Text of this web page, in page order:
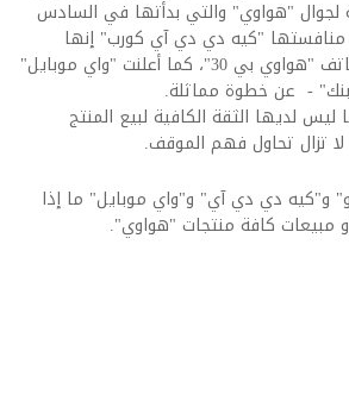
لجوال "هواوي" والتي بدأتها في السادس
منافستها "كيه دي دي آي كورب" إنها
بالتأكيد ستؤجل طرح هاتف "هواوي بي 30"، كما أعلنت "واي موبايل"
- عن خطوة مماثلة.
لديها الثقة الكافية لبيع المنتج
تزال تحاول فهم الموقف.
و"كيه دي دي آي" و"واي موبايل" ما إذا
مبيعات كافة منتجات "هواوي".